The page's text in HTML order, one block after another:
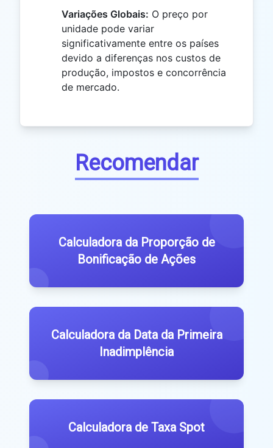
Variações Globais: O preço por
unidade pode variar
significativamente entre os países
devido a diferenças nos custos de
produção, impostos e concorrência
de mercado.
Recomendar
Calculadora da Proporção de
Bonificação de Ações
Calculadora da Data da Primeira
Inadimplência
Calculadora de Taxa Spot